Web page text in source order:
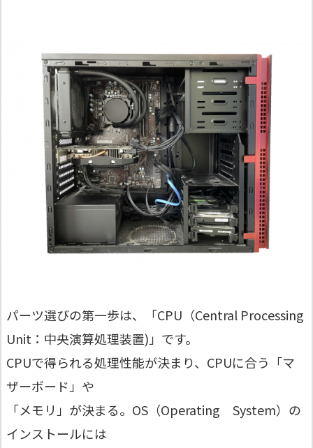
パーツ選びの第一歩は、「CPU（Central Processing
Unit：中央演算処理装置)」です。
CPUで得られる処理性能が決まり、CPUに合う「マ
ザーボード」や
「メモリ」が決まる。OS（Operating System）の
インストールには